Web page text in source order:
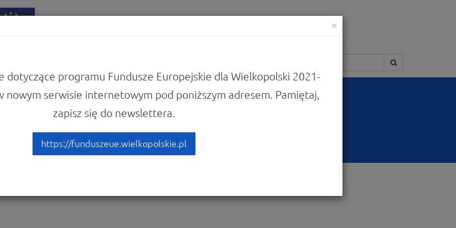
Zobacz ogłoszenia i wyniki naborów wniosków
się przez całe życie
×
dotyczące programu Fundusze Europejskie dla Wielkopolski 2021-
nowym serwisie internetowym pod poniższym adresem. Pamiętaj,
zapisz się do newslettera.
https://funduszeue.wielkopolskie.pl